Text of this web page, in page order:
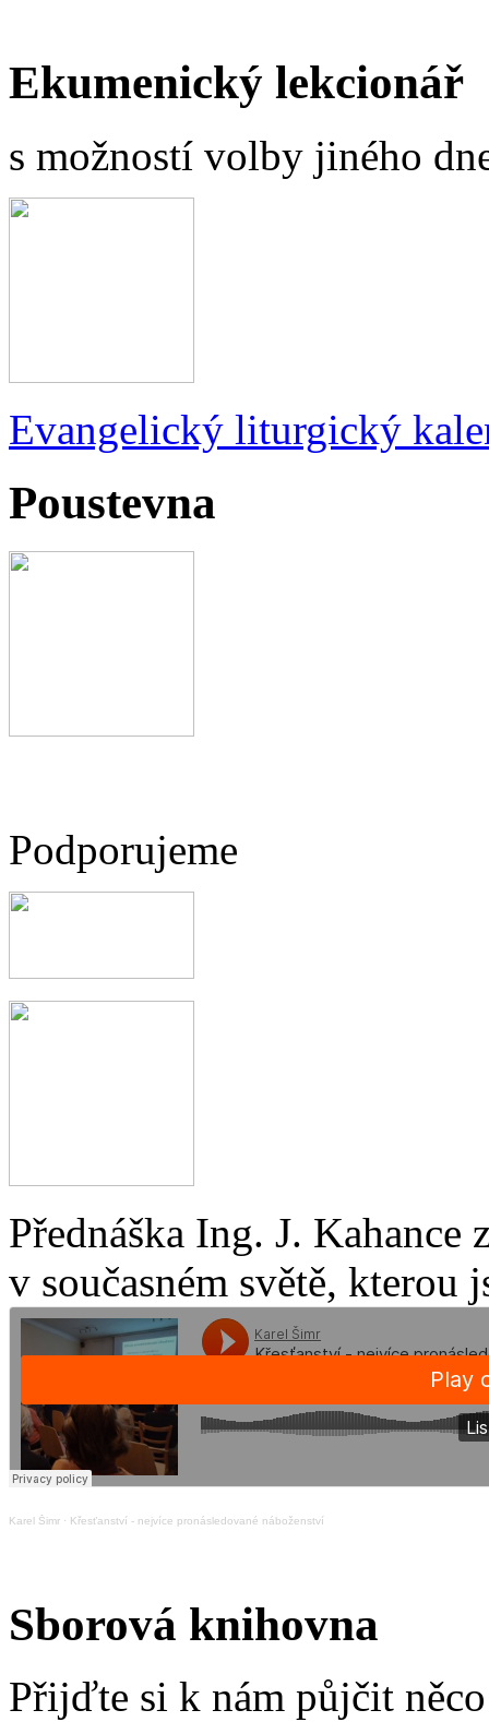
Ekumenický lekcionář
s možností volby jiného
Evangelický liturgický
Poustevna
Podporujeme
Přednáška Ing. J.
v současném světě, kterou
Karel Šimr · Křesťanství - nejvíce pronásledované náboženství
Sborová knihovna
Přijďte si k nám půjčit